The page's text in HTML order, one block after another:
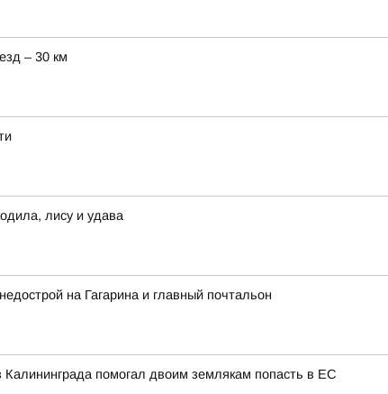
– 30 км
лису и удава
на Гагарина и главный почтальон
Калининграда помогал двоим землякам попасть в ЕС